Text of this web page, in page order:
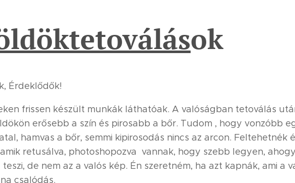
ok
Érdeklődők!
frissen készült munkák láthatóak. A valóságban tetoválás
erősebb a szín és pirosabb a bőr. Tudom , hogy vonzóbb
hamvas a bőr, semmi kipirosodás nincs az arcon. Feltehetnék
retusálva, photoshopozva vannak, hogy szebb legyen, ahogy
de nem az a valós kép. Én szeretném, ha azt kapnák, ami a
csalódás.